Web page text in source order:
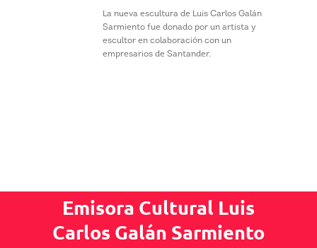
La nueva escultura de Luis Carlos Galán
Sarmiento fue donado por un artista y
escultor en colaboración con un
empresarios de Santander.
Emisora Cultural Luis
Carlos Galán Sarmiento